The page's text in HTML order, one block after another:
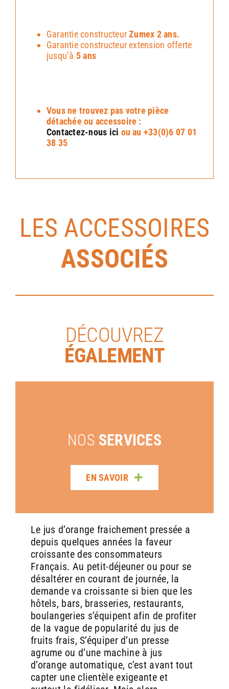
Garantie constructeurZumex 2 ans.
Garantie constructeur extension offerte
jusqu’à 5 ans
Vous ne trouvez pas votre pièce
détachée ou accessoire :
Contactez-nous ici ou au +33(0)6 07 01
38 35
LES ACCESSOIRES
ASSOCIÉS
DÉCOUVREZ
ÉGALEMENT
NOS SERVICES
EN SAVOIR
BOUTIQUEEN LIGNE
BOUTEILLES BOUCHONNÉES
EN SAVOIR
Pourquoi proposer du jus d’orange
frais en boulangerie avec une
machine Zumex ?
1. Répondre à une demande croissante de
naturalité et de fraîcheur
Les consommateurs sont de plus en plus attentifs à la
qualité et à l’origine des produits qu’ils achètent. Selon
plusieurs études récentes, la demande pour des boissons
naturelles, sans additifs ni conservateurs, ne cesse
d’augmenter. En proposant du jus d’orange frais, pressé à
Le jus d’orange fraichement pressée a
depuis quelques années la faveur
croissante des consommateurs
Français. Au petit-déjeuner ou pour se
désaltérer en courant de journée, la
demande va croissante si bien que les
hôtels, bars, brasseries, restaurants,
boulangeries s’équipent afin de profiter
de la vague de popularité du jus de
fruits frais, S’équiper d’un presse
agrume ou d’une machine à jus
d’orange automatique, c’est avant tout
capter une clientèle exigeante et
BOUTIQUEEN LIGNE
MACHINESNEUVES
EN SAVOIR
BOUTIQUEEN LIGNE
PIÈCES DÉTACHÉES & ACCESSOIRES
EN SAVOIR
BOUTIQUEEN LIGNE
MACHINESRECONDITIONNÉES
EN SAVOIR
BOUTIQUEEN LIGNE
BOUTEILLES BOUCHONNÉES
EN SAVOIR
Pourquoi proposer du jus d’orange
frais en boulangerie avec une
machine Zumex ?
1. Répondre à une demande croissante de
naturalité et de fraîcheur
Les consommateurs sont de plus en plus attentifs à la
qualité et à l’origine des produits qu’ils achètent. Selon
plusieurs études récentes, la demande pour des boissons
naturelles, sans additifs ni conservateurs, ne cesse
d’augmenter. En proposant du jus d’orange frais, pressé à